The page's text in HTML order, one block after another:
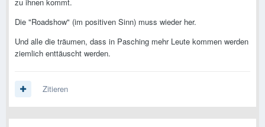
zu ihnen kommt.
Die "Roadshow" (im positiven Sinn) muss wieder her.
Und alle die träumen, dass in Pasching mehr Leute kommen werden
ziemlich enttäuscht werden.
Zitieren